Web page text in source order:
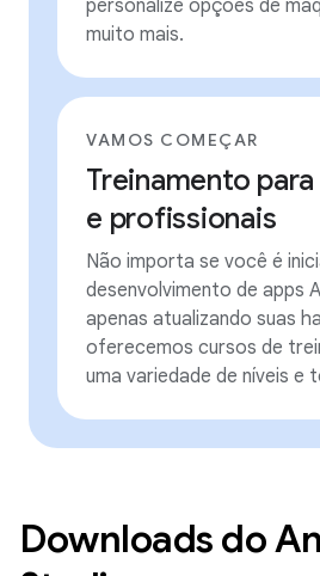
personalize opções de
muito mais.
VAMOS COMEÇAR
Treinamento
e profissionais
Não importa se você é
desenvolvimento de apps
apenas atualizando suas
oferecemos cursos de
uma variedade de níveis e
Downloads do